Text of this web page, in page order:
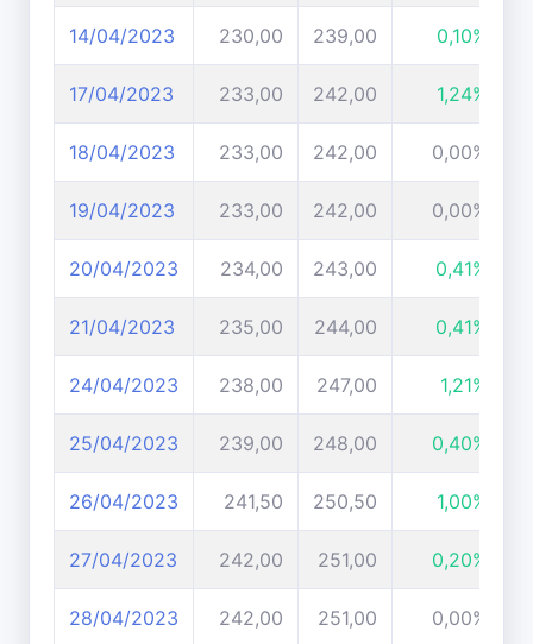
14/04/2023 230,00 239,00 0,10%
17/04/2023 233,00 242,00 1,24%
18/04/2023 233,00 242,00 0,00%
19/04/2023 233,00 242,00 0,00%
20/04/2023 234,00 243,00 0,41%
21/04/2023 235,00 244,00 0,41%
24/04/2023 238,00 247,00 1,21%
25/04/2023 239,00 248,00 0,40%
26/04/2023 241,50 250,50 1,00%
27/04/2023 242,00 251,00 0,20%
28/04/2023 242,00 251,00 0,00%